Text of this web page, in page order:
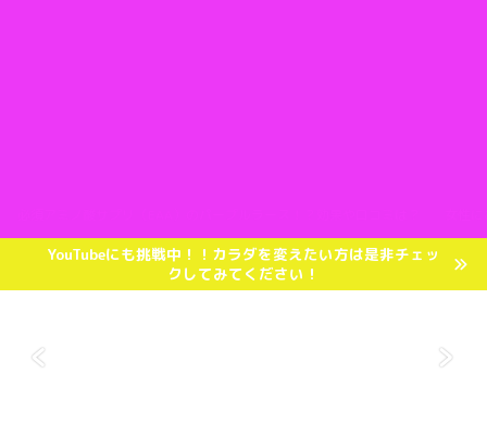
YouTubeにも挑戦中！！カラダを変えたい方は是非チェッ
クしてみてください！